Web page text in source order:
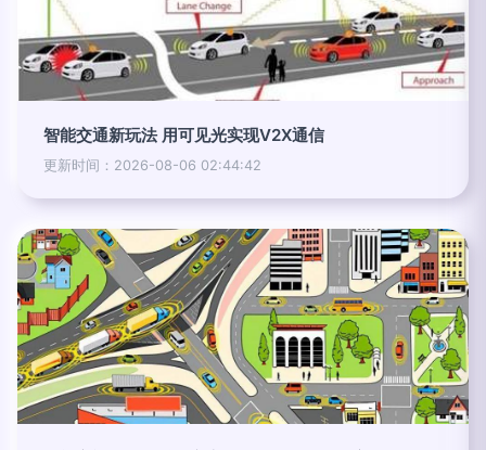
智能交通新玩法 用可见光实现V2X通信
更新时间：2026-08-06 02:44:42